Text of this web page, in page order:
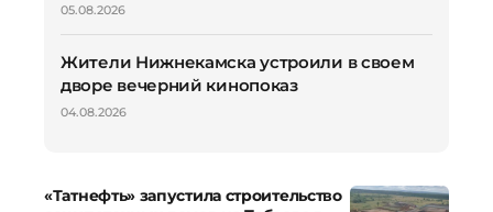
05.08.2026
Жители Нижнекамска устроили в своем
дворе вечерний кинопоказ
04.08.2026
«Татнефть» запустила строительство